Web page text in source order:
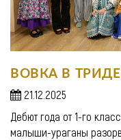
ВОВКА В
21.12.2025
Дебют года от 1-го
малыши-ураганы